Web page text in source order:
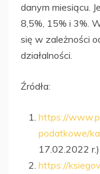
danym miesiącu.
8,5%, 15% i 3%.
się w zależności
działalności.
Źródła:
https://
podatkowe/
17.02.2022 r.)
https://